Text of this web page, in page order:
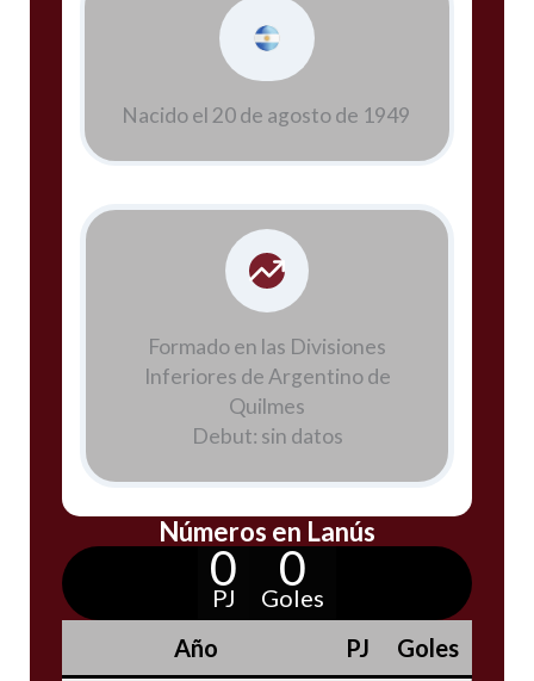
Nacido el 20 de agosto de 1949
Formado en las Divisiones
Inferiores de Argentino de
Quilmes
Debut: sin datos
Números en Lanús
0
PJ
0
Goles
Año
PJ
Goles